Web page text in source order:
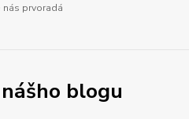
prvoradá
blogu